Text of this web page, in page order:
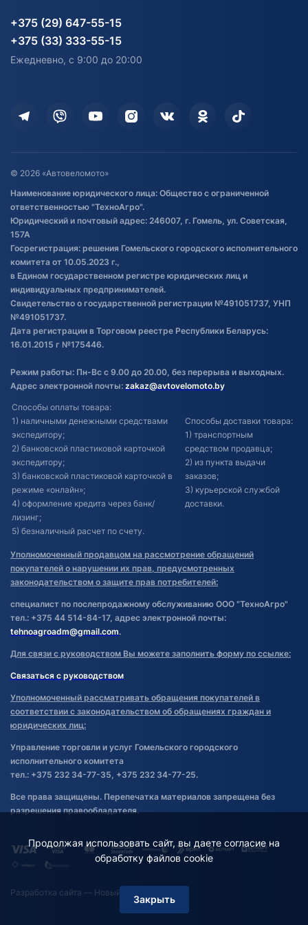
Фильтр
Карта сайта
Информация до получения
согласия на обработку
Дополнительные услуги
Оставить отзыв
Договор публичной оферты
Обработка файлов cookie
Постановка транспорта на учет
Обновления в ЭПТС 2024
Водный транспорт
Электротранспорт
Агротехника
Электротранспорт
+375 (29) 647-55-15
+375 (33) 333-55-15
Ежедневно, с 9:00 до 20:00
© 2026 «Автовеломото»
Наименование юридического лица: Общество с ограниченной
ответственностью "ТехноАгро".
Юридический и почтовый адрес: 246007, г. Гомель, ул. Советская,
157А
Госрегистрация: решения Гомельского городского исполнительного
комитета от 10.05.2023 г.,
в Едином государственном регистре юридических лиц и
индивидуальных предпринимателей.
Свидетельство о государственной регистрации №491051737, УНП
№491051737.
Дата регистрации в Торговом реестре Республики Беларусь:
16.01.2015 г №175446.
Режим работы: Пн-Вс с 9.00 до 20.00, без перерыва и выходных.
Адрес электронной почты: zakaz@avtovelomoto.by
Способы оплаты товара:
1) наличными денежными средствами
экспедитору;
2) банковской пластиковой карточкой
экспедитору;
3) банковской пластиковой карточкой в
режиме «онлайн»;
4) оформление кредита через банк/
лизинг;
5) безналичный расчет по счету.
Способы доставки товара:
1) транспортным
средством продавца;
2) из пункта выдачи
заказов;
3) курьерской службой
доставки.
Уполномоченный продавцом на рассмотрение обращений
покупателей о нарушении их прав, предусмотренных
законодательством о защите прав потребителей:
специалист по послепродажному обслуживанию ООО "ТехноАгро"
тел.: +375 44 514-84-17, адрес электронной почты:
tehnoagroadm@gmail.com.
Для связи с руководством Вы можете заполнить форму по ссылке:
Связаться с руководством
Уполномоченный рассматривать обращения покупателей в
соответствии с законодательством об обращениях граждан и
юридических лиц:
Управление торговли и услуг Гомельского городского
исполнительного комитета
тел.: +375 232 34-77-35, +375 232 34-77-25.
Все права защищены. Перепечатка материалов запрещена без
разрешения правообладателя.
Разработка сайта — Новый Сайт
Продолжая использовать сайт, вы даете согласие на
обработку файлов cookie
Закрыть